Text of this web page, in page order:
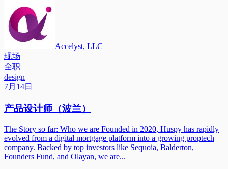
Accelyst, LLC
现场
全职
design
7月14日
产品设计师（波兰）
The Story so far: Who we are Founded in 2020, Huspy has rapidly
evolved from a digital mortgage platform into a growing proptech
company. Backed by top investors like Sequoia, Balderton,
Founders Fund, and Olayan, we are...